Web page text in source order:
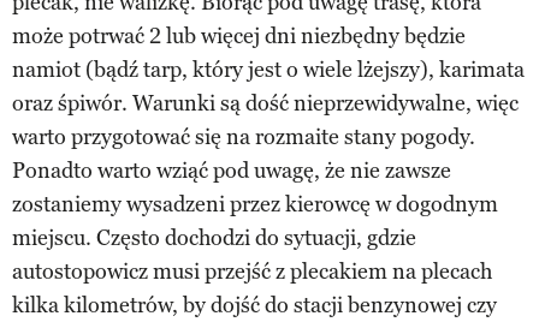
może potrwać 2 lub więcej dni niezbędny będzie
namiot (bądź tarp, który jest o wiele lżejszy), karimata
oraz śpiwór. Warunki są dość nieprzewidywalne, więc
warto przygotować się na rozmaite stany pogody.
Ponadto warto wziąć pod uwagę, że nie zawsze
zostaniemy wysadzeni przez kierowcę w dogodnym
miejscu. Często dochodzi do sytuacji, gdzie
autostopowicz musi przejść z plecakiem na plecach
kilka kilometrów, by dojść do stacji benzynowej czy